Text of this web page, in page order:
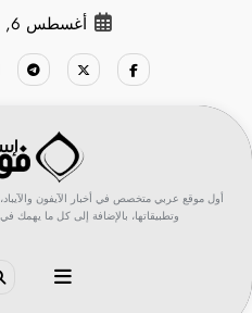
أغسطس 6, 2026
أول موقع عربي متخصص في أخبار الآيفون
وتطبيقاتها، بالإضافة إلى كل ما يهمك في